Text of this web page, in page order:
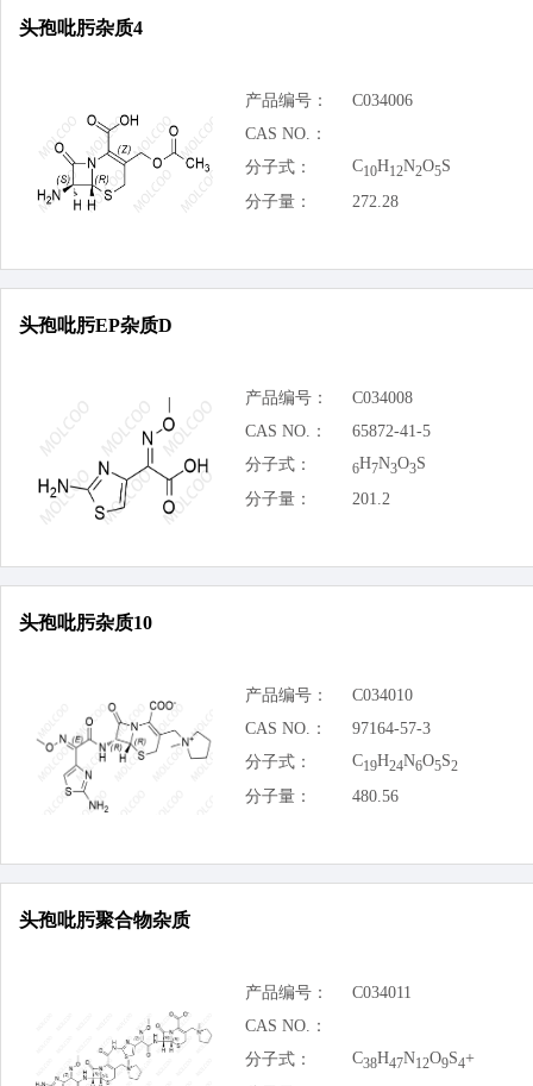
头孢吡肟杂质4
产品编号：
C034006
CAS NO.：
分子式：
C10H12N2O5S
分子量：
272.28
头孢吡肟EP杂质D
产品编号：
C034008
CAS NO.：
65872-41-5
分子式：
6H7N3O3S
分子量：
201.2
头孢吡肟杂质10
产品编号：
C034010
CAS NO.：
97164-57-3
分子式：
C19H24N6O5S2
分子量： 480.56
头孢吡肟聚合物杂质
产品编号：
C034011
CAS NO.：
分子式：
C38H47N12O9S4+